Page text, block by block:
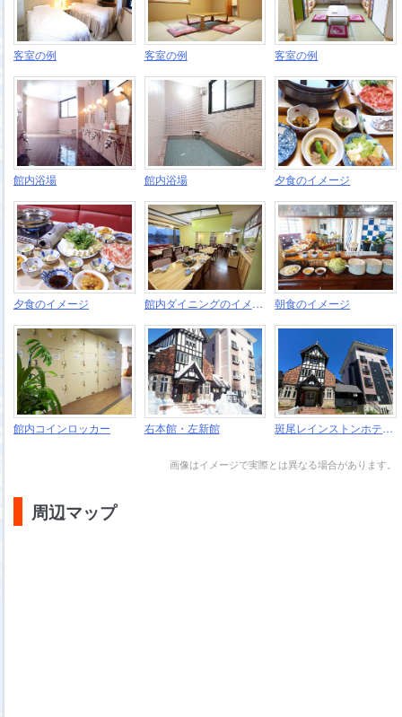
客室の例 客室の例 客室の例
館内浴場 館内浴場 夕食のイメージ
夕食のイメージ 館内ダイニングのイメージ 朝食のイメージ
館内コインロッカー 右本館・左新館 斑尾レインストンホテル外観
画像はイメージで実際とは異なる場合があります。
周辺マップ